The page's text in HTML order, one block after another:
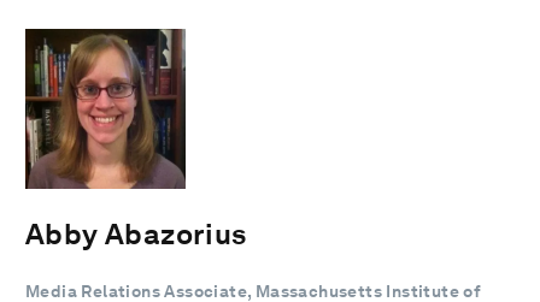
Abby Abazorius
Media Relations Associate, Massachusetts Institute of